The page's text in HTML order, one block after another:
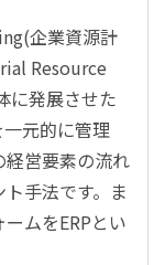
企業資源計
Resource
に発展させた
元的に管理
経営要素の流れ
手法です。ま
ムをERPとい